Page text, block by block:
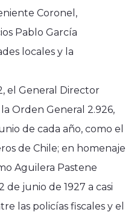
Coronel,
Pablo García
locales y la
el General Director
Orden General 2.926,
de cada año, como el
de Chile; en homenaje
Aguilera Pastene
junio de 1927 a casi
las policías fiscales y el